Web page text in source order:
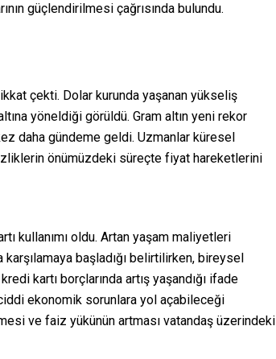
güçlendirilmesi çağrısında bulundu.
çekti. Dolar kurunda yaşanan yükseliş
yöneldiği görüldü. Gram altın yeni rekor
daha gündeme geldi. Uzmanlar küresel
önümüzdeki süreçte fiyat hareketlerini
kullanımı oldu. Artan yaşam maliyetleri
başladığı belirtilirken, bireysel
kartı borçlarında artış yaşandığı ifade
ekonomik sorunlara yol açabileceği
ve faiz yükünün artması vatandaş üzerindeki